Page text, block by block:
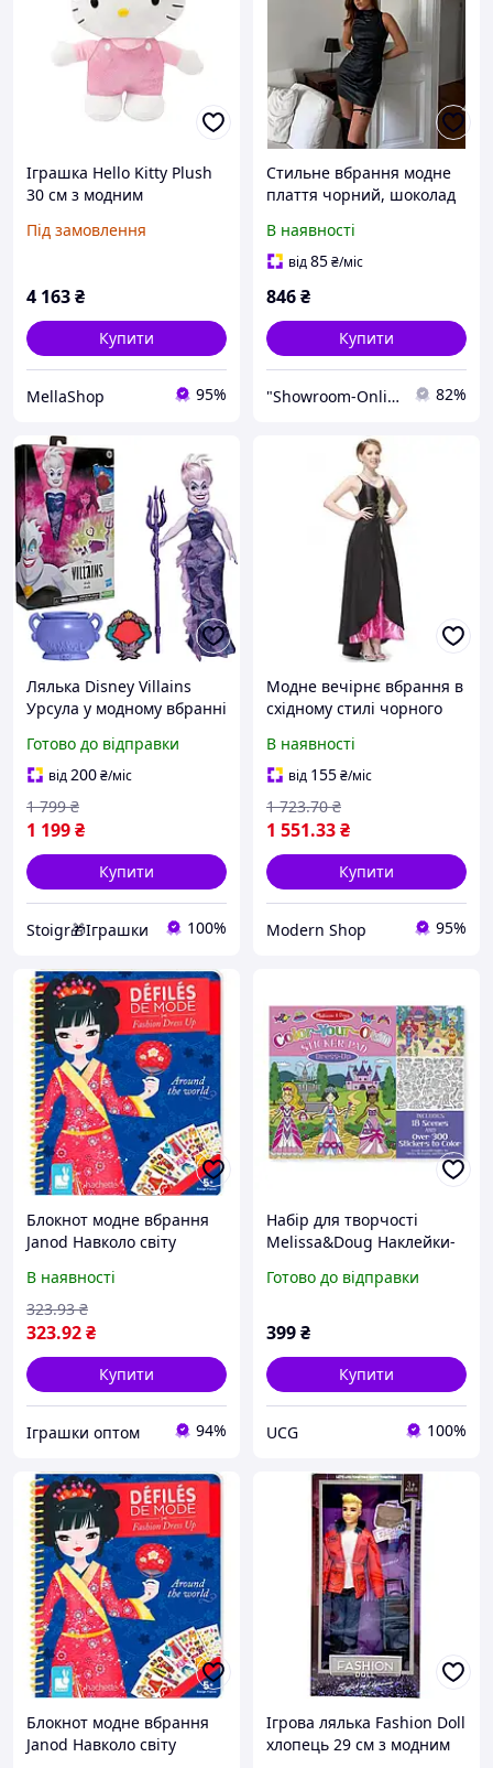
Іграшка Hello Kitty Plush
30 см з модним
атласною сукнею і
Під замовлення
4 163₴
Купити
MellaShop 95%
Стильне вбрання модне
плаття чорний, шоколад
В наявності
від85₴/міс
846₴
Купити
"Showroom-Online": Тисячі образів — один клік! 82%
Лялька Disney Villains
Урсула у модному вбранні
аксесуарами
Готово до відправки
від200₴/міс
1 199₴
1 799 ₴
Купити
Stoigr🎁Іграшки 100%
Модне вечірнє вбрання в
східному стилі чорного
В наявності
від 155₴/міс
1 551.33₴
1 723.70 ₴
Купити
Modern Shop 95%
Блокнот модне вбрання
Janod Навколо світу
В наявності
323.92₴
323.93 ₴
Купити
Іграшки оптом 94%
Набір для творчості
Melissa&Doug Наклейки-
наряди (MD9469) (код
Готово до відправки
399₴
Купити
UCG 100%
Блокнот модне вбрання
Janod Навколо світу
Ігрова лялька Fashion Doll
хлопець 29 см з модним